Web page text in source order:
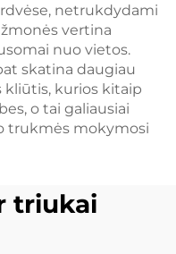
netrukdydami
vertina
nuo vietos.
skatina daugiau
kliūtis, kurios kitaip
o tai galiausiai
trukmės mokymosi
triukai